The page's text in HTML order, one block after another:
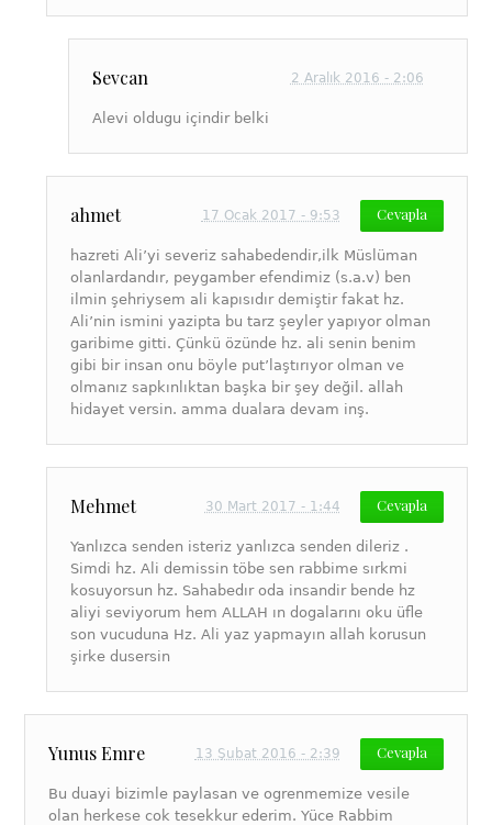
Sevcan 2 Aralık 2016 - 2:06
Alevi oldugu içindir belki
ahmet Cevapla
17 Ocak 2017 - 9:53
hazreti Ali’yi severiz sahabedendir,ilk Müslüman
olanlardandır, peygamber efendimiz (s.a.v) ben
ilmin şehriysem ali kapısıdır demiştir fakat hz.
Ali’nin ismini yazipta bu tarz şeyler yapıyor olman
garibime gitti. Çünkü özünde hz. ali senin benim
gibi bir insan onu böyle put’laştırıyor olman ve
olmanız sapkınlıktan başka bir şey değil. allah
hidayet versin. amma dualara devam inş.
Mehmet Cevapla
30 Mart 2017 - 1:44
Yanlızca senden isteriz yanlızca senden dileriz .
Simdi hz. Ali demissin töbe sen rabbime sırkmi
kosuyorsun hz. Sahabedır oda insandir bende hz
aliyi seviyorum hem ALLAH ın dogalarını oku üfle
son vucuduna Hz. Ali yaz yapmayın allah korusun
şirke dusersin
Yunus Emre Cevapla
13 Şubat 2016 - 2:39
Bu duayi bizimle paylasan ve ogrenmemize vesile
olan herkese cok tesekkur ederim. Yüce Rabbim